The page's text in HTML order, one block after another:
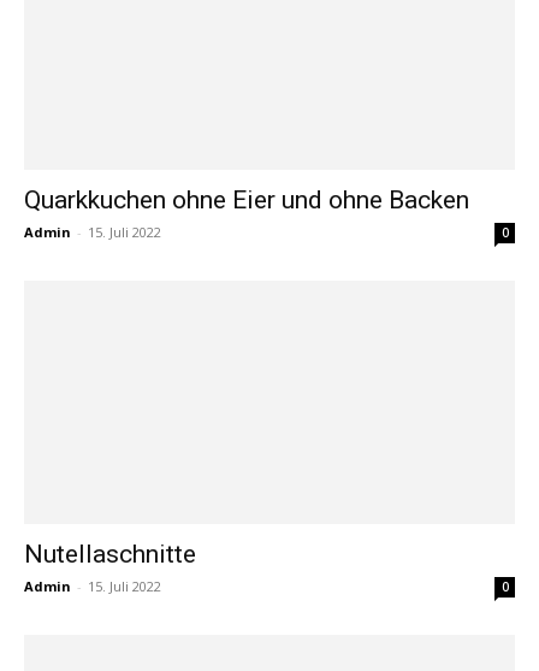
Quarkkuchen ohne Eier und ohne Backen
Admin - 15. Juli 2022 0
Nutellaschnitte
Admin - 15. Juli 2022 0